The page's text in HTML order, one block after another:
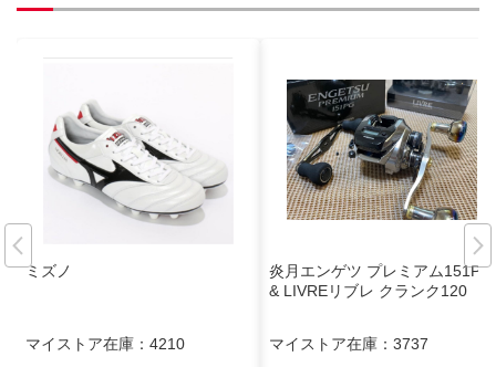
ミズノ
マイストア在庫： 4210
炎月エンゲツ プレミアム151PG
& LIVREリブレ クランク120
マイストア在庫： 3737